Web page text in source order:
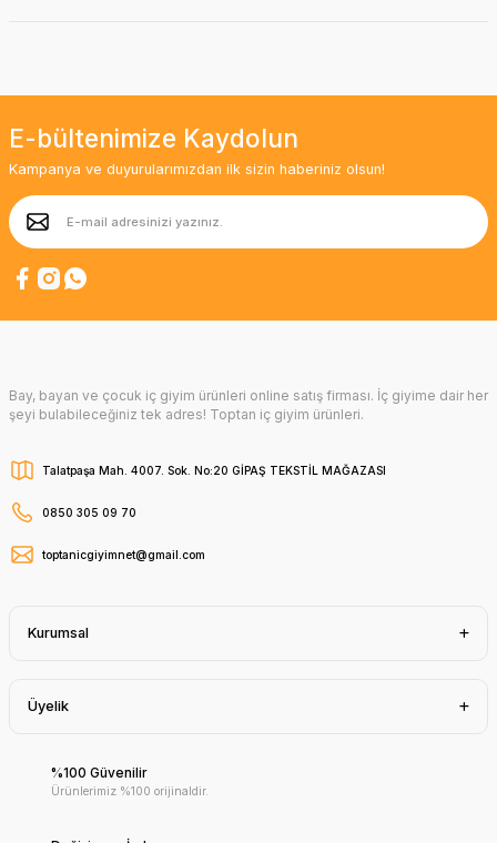
E-bültenimize Kaydolun
Kampanya ve duyurularımızdan ilk sizin haberiniz olsun!
Bay, bayan ve çocuk iç giyim ürünleri online satış firması. İç giyime dair her
şeyi bulabileceğiniz tek adres! Toptan iç giyim ürünleri.
Talatpaşa Mah. 4007. Sok. No:20 GİPAŞ TEKSTİL MAĞAZASI
0850 305 09 70
toptanicgiyimnet@gmail.com
Kurumsal
Üyelik
%100 Güvenilir
Ürünlerimiz %100 orijinaldir.